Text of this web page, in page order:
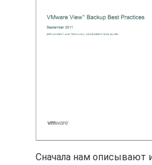
Сначала нам описывают